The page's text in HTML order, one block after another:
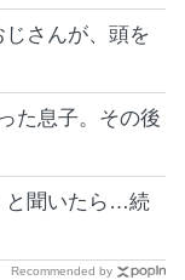
さんが、頭を
た息子。その後
と聞いたら…続
Recommended by